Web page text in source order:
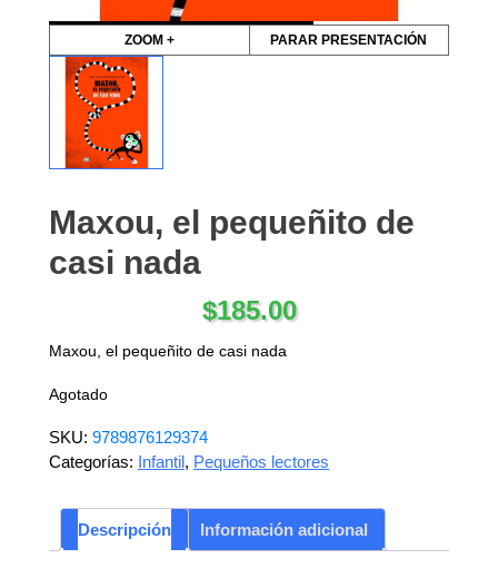
ZOOM + PARAR PRESENTACIÓN
Maxou, el pequeñito de
casi nada
$185.00
Maxou, el pequeñito de casi nada
Agotado
SKU: 9789876129374
Categorías: Infantil, Pequeños lectores
Descripción Información adicional